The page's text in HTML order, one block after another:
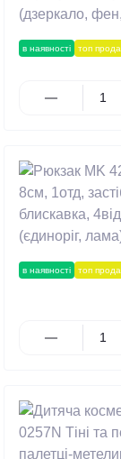
в наявності топ
в наявності топ